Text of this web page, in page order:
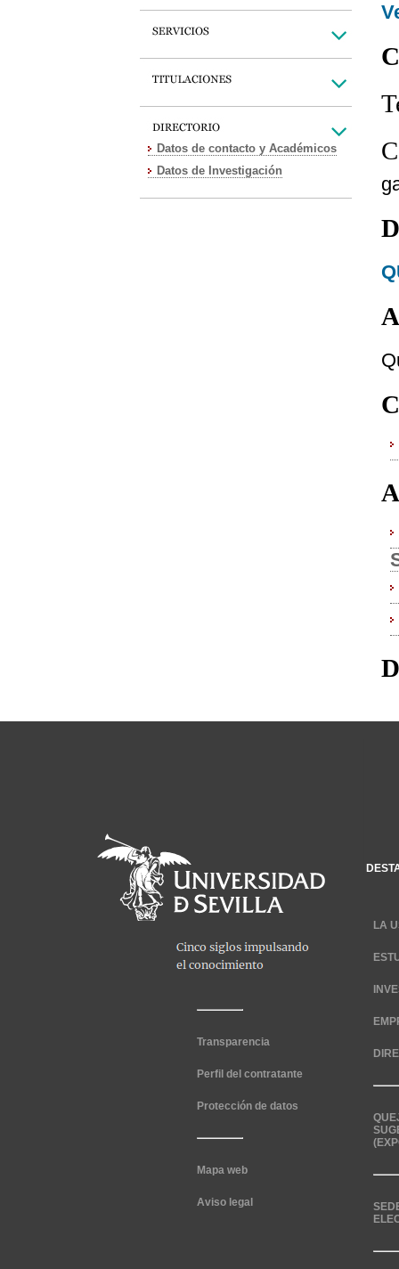
Datos de contacto y Académicos
Datos de Investigación
Transparencia
Perfil del contratante
Protección de datos
Mapa web
Aviso legal
LA